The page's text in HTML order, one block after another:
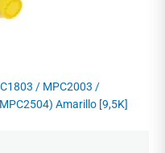
/ MPC2003 /
Amarillo [9,5K]